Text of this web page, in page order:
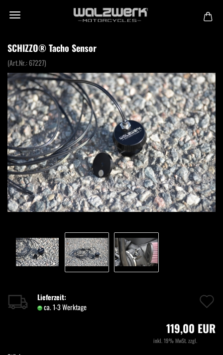
SCHIZZO® Tacho Sensor
(Art.Nr.:67227)
Lieferzeit:
ca. 1-3 Werktage
119,00 EUR
inkl. 19% MwSt. zzgl.